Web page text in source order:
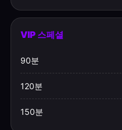
VIP 스페셜
90분
120분
150분